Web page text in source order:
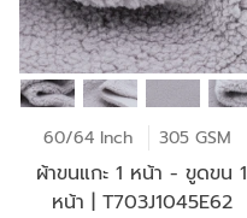
60/64 Inch 305 GSM
ผ้าขนแกะ 1 หน้า - ขูดขน 1
หน้า | T703J1045E62